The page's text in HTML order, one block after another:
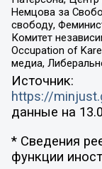
Немцова за
свободу,
Комитет
Occupation of
медиа,
Источник:
https://
данные на
* Сведения
функции